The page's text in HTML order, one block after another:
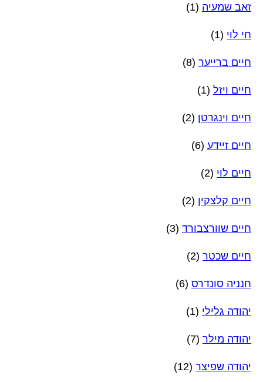
זאב שמעיה (1)
חי לוי (1)
חיים ברייער (8)
חיים ויזל (1)
חיים וינגרטן (2)
חיים זיידע (6)
חיים לוי (2)
חיים קלצקין (2)
חיים שוורצבורד (3)
חיים שכטר (2)
חנניה סונדרס (6)
יהודה גלילי (1)
יהודה מילר (7)
יהודה שפיצר (12)